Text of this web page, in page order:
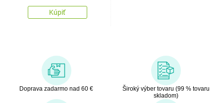
Kúpiť
Doprava zadarmo nad 60 €
Široký výber tovaru (99 % tovaru
skladom)